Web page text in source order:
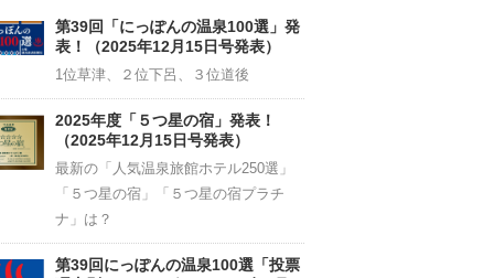
Channel
第39回「にっぽんの温泉100選」発
表！（2025年12月15日号発表）
1位草津、２位下呂、３位道後
2025年度「５つ星の宿」発表！
（2025年12月15日号発表）
最新の「人気温泉旅館ホテル250選」
「５つ星の宿」「５つ星の宿プラチ
ナ」は？
第39回にっぽんの温泉100選「投票